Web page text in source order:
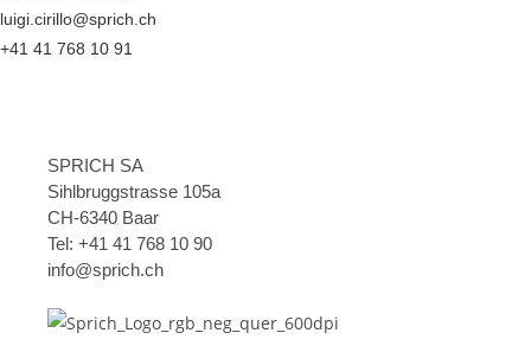
luigi.cirillo@sprich.ch
+41 41 768 10 91
SPRICH SA
Sihlbruggstrasse 105a
CH-6340 Baar
Tel: +41 41 768 10 90
info@sprich.ch